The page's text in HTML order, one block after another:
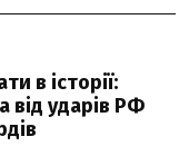
в історії:
від ударів РФ